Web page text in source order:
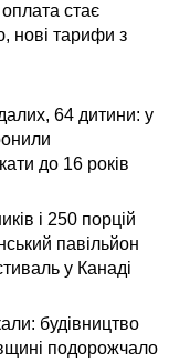
оплата стає
нові тарифи з
64 дитини: у
до 16 років
і 250 порцій
павільйон
у Канаді
будівництво
подорожчало